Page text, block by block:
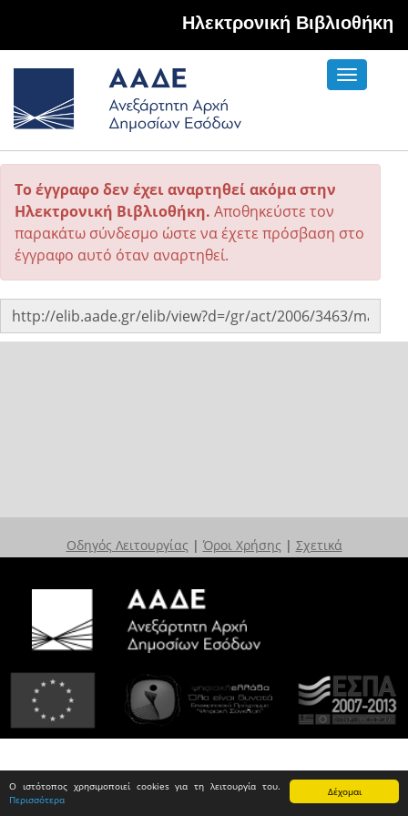
Δέχομαι
Ο ιστότοπος χρησιμοποιεί cookies για τη λειτουργία του.
Περισσότερα
Hλεκτρονική Βιβλιοθήκη
Toggle
Το έγγραφο δεν έχει αναρτηθεί ακόμα στην
Ηλεκτρονική Βιβλιοθήκη. Αποθηκεύστε τον
παρακάτω σύνδεσμο ώστε να έχετε πρόσβαση στο
έγγραφο αυτό όταν αναρτηθεί.
Οδηγός Λειτουργίας | Όροι Χρήσης | Σχετικά